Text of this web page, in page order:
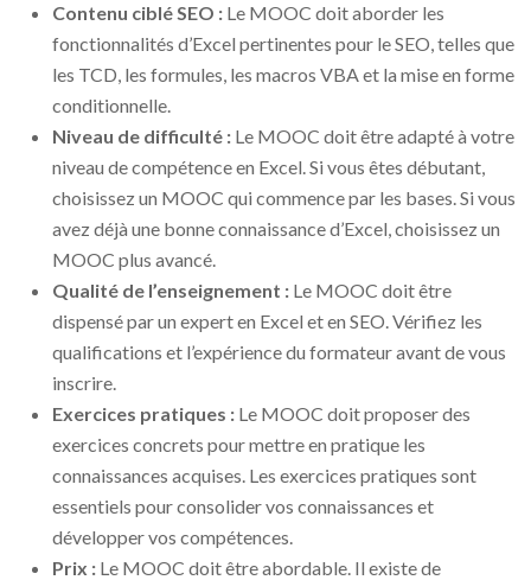
Contenu ciblé SEO : Le MOOC doit aborder les
fonctionnalités d’Excel pertinentes pour le SEO, telles que
les TCD, les formules, les macros VBA et la mise en forme
conditionnelle.
Niveau de difficulté : Le MOOC doit être adapté à votre
niveau de compétence en Excel. Si vous êtes débutant,
choisissez un MOOC qui commence par les bases. Si vous
avez déjà une bonne connaissance d’Excel, choisissez un
MOOC plus avancé.
Qualité de l’enseignement : Le MOOC doit être
dispensé par un expert en Excel et en SEO. Vérifiez les
qualifications et l’expérience du formateur avant de vous
inscrire.
Exercices pratiques : Le MOOC doit proposer des
exercices concrets pour mettre en pratique les
connaissances acquises. Les exercices pratiques sont
essentiels pour consolider vos connaissances et
développer vos compétences.
Prix : Le MOOC doit être abordable. Il existe de